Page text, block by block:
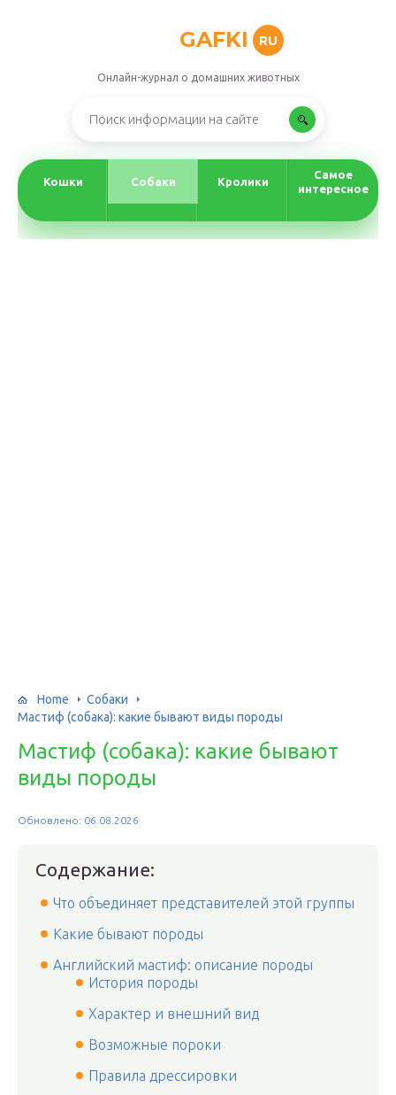
GAFKI RU
Онлайн-журнал о домашних животных
Кошки Собаки Кролики
Самое
интересное
Home
Собаки
Мастиф (собака): какие бывают виды породы
Мастиф (собака): какие бывают
виды породы
Обновлено: 06.08.2026
Содержание:
Что объединяет представителей этой группы
Какие бывают породы
Английский мастиф: описание породы
История породы
Характер и внешний вид
Возможные пороки
Правила дрессировки